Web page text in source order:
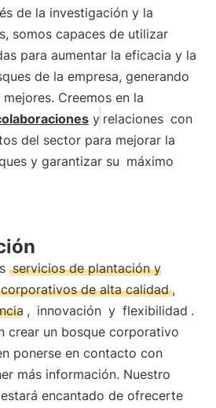
de la investigación y la
somos capaces de utilizar
para aumentar la eficacia y la
de la empresa, generando
Creemos en la
y relaciones con
del sector para mejorar la
y garantizar su máximo
servicios de plantación y
de alta calidad ,
, innovación y flexibilidad .
crear un bosque corporativo
ponerse en contacto con
más información. Nuestro
encantado de ofrecerte